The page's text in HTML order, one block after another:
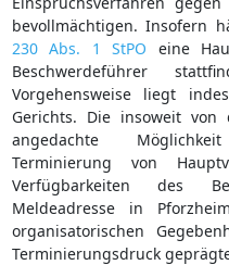
bevollmächtigen. Insofern
230 Abs. 1 StPO eine
Beschwerdeführer
Vorgehensweise liegt
Gerichts. Die insoweit von
angedachte
Terminierung von
Verfügbarkeiten des
Meldeadresse in
organisatorischen
Terminierungsdruck